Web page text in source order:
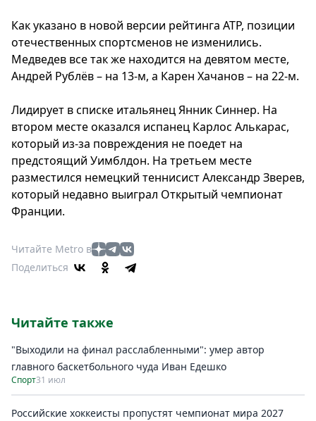
Как указано в новой версии рейтинга АТР, позиции
отечественных спортсменов не изменились.
Медведев все так же находится на девятом месте,
Андрей Рублёв – на 13-м, а Карен Хачанов – на 22-м.
Лидирует в списке итальянец Янник Синнер. На
втором месте оказался испанец Карлос Алькарас,
который из-за повреждения не поедет на
предстоящий Уимблдон. На третьем месте
разместился немецкий теннисист Александр Зверев,
который недавно выиграл Открытый чемпионат
Франции.
Читайте Metro в
Поделиться
Читайте также
"Выходили на финал расслабленными": умер автор
главного баскетбольного чуда Иван Едешко
Спорт31 июл
Российские хоккеисты пропустят чемпионат мира 2027